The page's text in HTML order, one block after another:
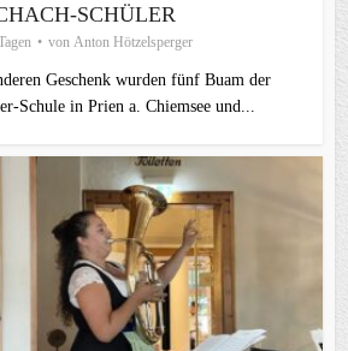
SCHÜLER
von Anton Hötzelsperger
Geschenk wurden fünf Buam der
Schule in Prien a. Chiemsee und...